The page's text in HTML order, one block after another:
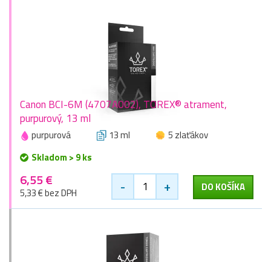
Canon BCI-6M (4707A002), TOREX® atrament,
purpurový, 13 ml
purpurová 13 ml
5 zlaťákov
Skladom > 9 ks
6,55 €
5,33 € bez DPH - + DO KOŠÍKA